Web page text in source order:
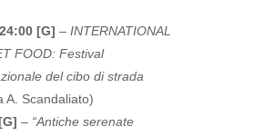
[G] – INTERNATIONAL
FOOD: Festival
del cibo di strada
A. Scandaliato)
– “Antiche serenate